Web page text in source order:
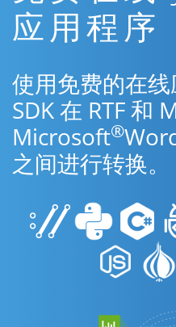
应用程序
使用免费的在
SDK 在 RTF 和
Microsoft®
之间进行转换。